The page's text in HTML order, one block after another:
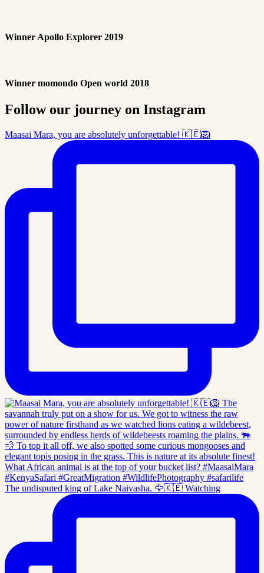
Winner Apollo Explorer 2019
Winner momondo Open world 2018
Follow our journey on Instagram
Maasai Mara, you are absolutely unforgettable! 🇰🇪🦁
The undisputed king of Lake Naivasha. 🦅🇰🇪 Watching